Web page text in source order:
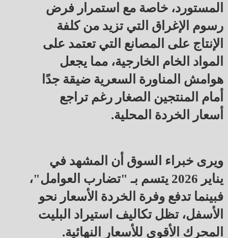
المستورد، خاصة مع استمرار فرض
رسوم الإغراق التي تزيد من كلفة
الإنتاج على المصانع التي تعتمد على
المواد الخام الخارجية، مما يجعل
هوامش المناورة السعرية ضيقة جدًا
أمام المنتجين الصغار رغم تراجع
أسعار الخردة المحلية.
ويرى خبراء السوق أن المشهد في
يناير 2026 يتسم بـ "تضارب العوامل"،
فبينما تدفع وفرة الخردة الأسعار نحو
الأسفل، تظل تكاليف استيراد البليت
المحرك الأقوى للأسعار النهائية.